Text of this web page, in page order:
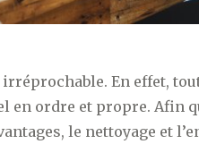
En effet,
ordre et propre. Afin
le nettoyage et